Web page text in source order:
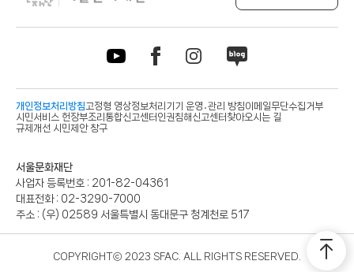
개인정보처리방침고정형 영상정보처리기기 운영․관리 방침이메일무단수집거부
시민서비스 헌장부조리통합신고센터 인권침해신고센터 찾아오시는 길
규제개선 시민제안 창구
사
업
자
정
서울문화재단
사업자 등록번호 : 201-82-04361
대표전화 : 02-3290-7000
주소 : (우) 02589 서울특별시 동대문구 청계천로 517
COPYRIGHTⓒ 2023 SFAC. ALL RIGHTS RESERVED.